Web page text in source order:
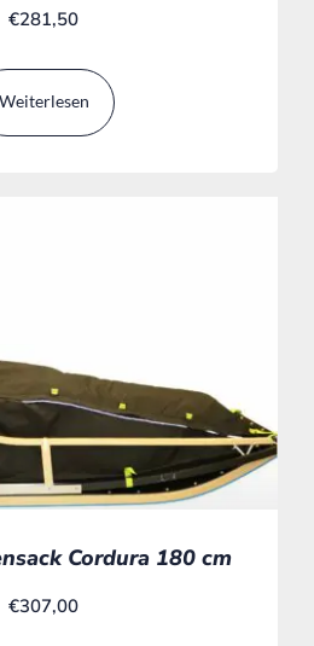
€281,50
Weiterlesen
Cordura 180 cm
€307,00